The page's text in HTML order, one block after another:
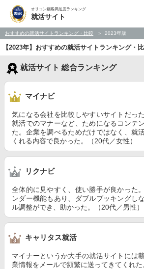
オリコン顧客満足度ランキング
就活サイト
おすすめの就活サイトランキング・比較 2023年版
【2023年】おすすめの就活サイトランキング・
就活サイト 総合ランキング
マイナビ
気になる会社を比較しやすいサイトだっ
就活でのマナーなど、ためになるコンテ
た。企業を調べるためだけではなく、就
くれる内容で良かった。（20代／女性）
リクナビ
全体的に見やすく、使い勝手が良かった
ンダー機能もあり、ダブルブッキングし
ル調整ができ、助かった。（20代／男性）
キャリタス就活
マイナーというか大手の就活サイトには
業情報をメールで頻繁に送ってきてくれた